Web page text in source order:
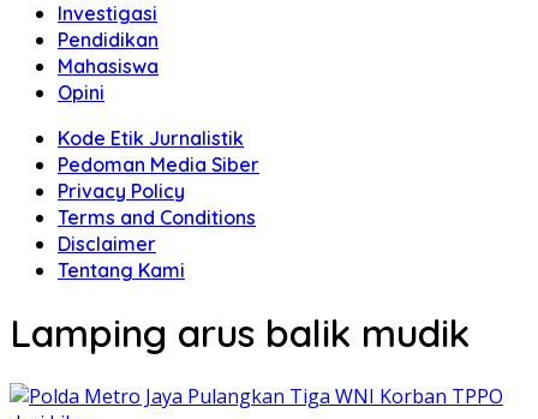
Investigasi
Pendidikan
Mahasiswa
Opini
Kode Etik Jurnalistik
Pedoman Media Siber
Privacy Policy
Terms and Conditions
Disclaimer
Tentang Kami
Lamping arus balik mudik